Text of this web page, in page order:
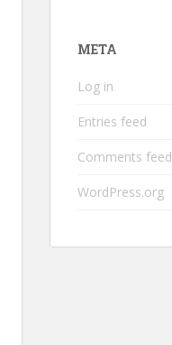
META
Log in
Entries feed
Comments feed
WordPress.org